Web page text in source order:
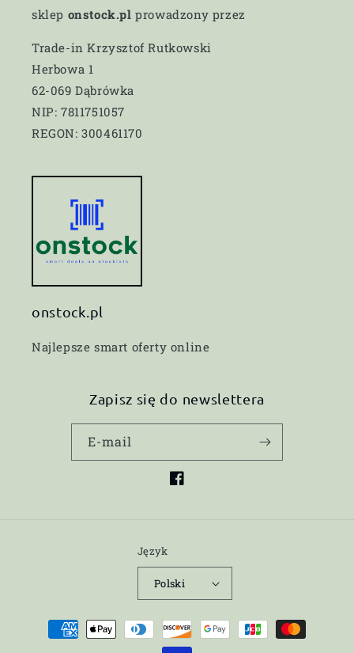
sklep onstock.pl prowadzony przez
Trade-in Krzysztof Rutkowski
Herbowa 1
62-069 Dąbrówka
NIP: 7811751057
REGON: 300461170
onstock.pl
Najlepsze smart oferty online
Zapisz się do newslettera
E-mail
Facebook
Język
Polski
Metody
płatności